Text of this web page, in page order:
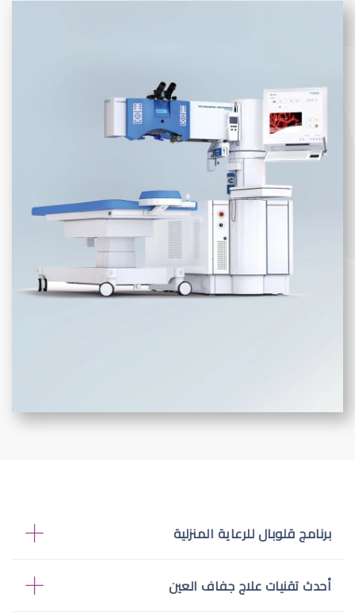
برنامج قلوبال للرعاية المنزلية
أحدث تقنيات علاج جفاف العين